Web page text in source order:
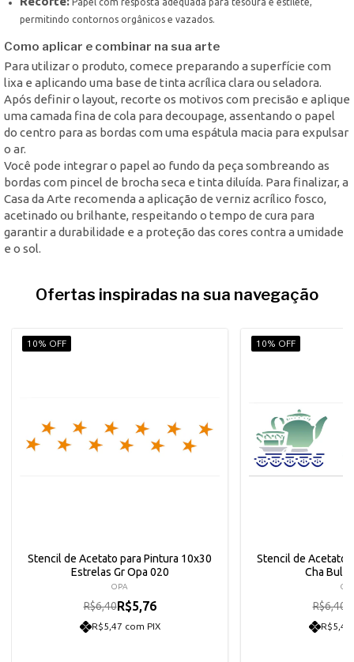
permitindo contornos orgânicos e vazados.
Como aplicar e combinar na sua arte
Para utilizar o produto, comece preparando a superfície com
lixa e aplicando uma base de tinta acrílica clara ou seladora.
Após definir o layout, recorte os motivos com precisão e aplique
uma camada fina de cola para decoupage, assentando o papel
do centro para as bordas com uma espátula macia para expulsar
o ar.
Você pode integrar o papel ao fundo da peça sombreando as
bordas com pincel de brocha seca e tinta diluída. Para finalizar, a
Casa da Arte recomenda a aplicação de verniz acrílico fosco,
acetinado ou brilhante, respeitando o tempo de cura para
garantir a durabilidade e a proteção das cores contra a umidade
e o sol.
Ofertas inspiradas na sua navegação
10% OFF
Stencil de Acetato para Pintura 10x30
Estrelas Gr Opa 020
OPA
R$6,40R$5,76
R$5,47 com PIX
10% OFF
Stencil de Acetato
Cha Bule
R$6,40
R$5,47